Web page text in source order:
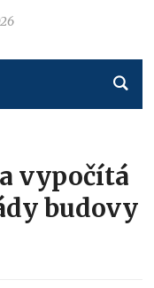
vypočítá
budovy